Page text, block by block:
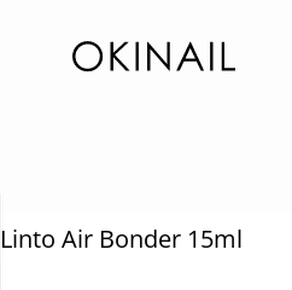
Linto Air Bonder 15ml